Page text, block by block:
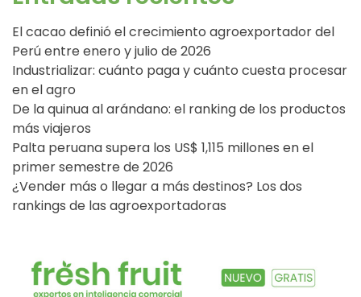
El cacao definió el crecimiento agroexportador del
Perú entre enero y julio de 2026
Industrializar: cuánto paga y cuánto cuesta procesar
en el agro
De la quinua al arándano: el ranking de los productos
más viajeros
Palta peruana supera los US$ 1,115 millones en el
primer semestre de 2026
¿Vender más o llegar a más destinos? Los dos
rankings de las agroexportadoras